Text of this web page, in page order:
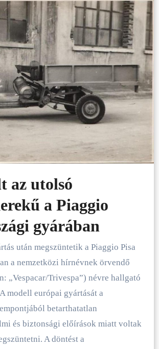
az utolsó
a Piaggio
gyárában
a nemzetközi hírnévnek örvendő
„Vespacar/Trivespa”) névre hallgató
modell európai gyártását a
betarthatatlan
és biztonsági előírások miatt voltak
A döntést a